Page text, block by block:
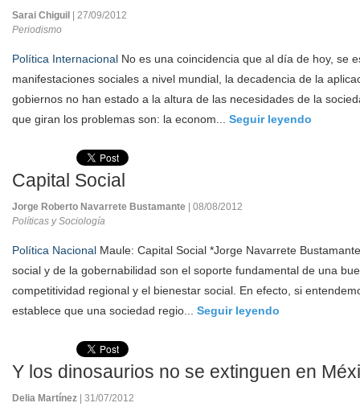
Sarai Chiguil
| 27/09/2012
Periodismo
Política Internacional No es una coincidencia que al día de hoy, se
manifestaciones sociales a nivel mundial, la decadencia de la
gobiernos no han estado a la altura de las necesidades de la
que giran los problemas son: la econom... Seguir leyendo
Capital Social
Jorge Roberto Navarrete Bustamante
| 08/08/2012
Políticas y Sociología
Política Nacional Maule: Capital Social *Jorge Navarrete
social y de la gobernabilidad son el soporte fundamental de una
competitividad regional y el bienestar social. En efecto, si
establece que una sociedad regio... Seguir leyendo
Y los dinosaurios no se extinguen en
Delia Martínez
| 31/07/2012